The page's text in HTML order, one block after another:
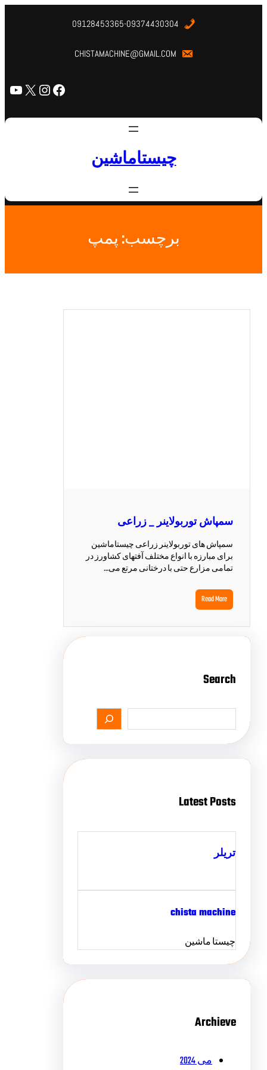
09128453365-09374430304
CHISTAMACHINE@GMAIL.COM
چیستاماشین
برچسب:پمپ
سمپاش توربولاینر _ زراعی
سمپاش های توربولاینر زراعی چیستاماشین
برای مبارزه با انواع مختلف آفتهای کشاورز در
تمامی مزارع حتی با درختانی مرتع می…
Read More
Search
Latest Posts
تریلر
chista machine
چیستا ماشین
Archieve
می 2024